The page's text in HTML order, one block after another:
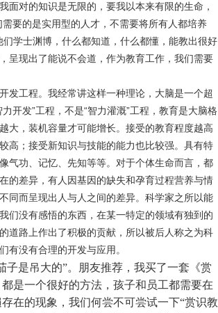
面对的知识是无限的，要我以本来有限的生命，
需要的是实用型的人才，不需要将所有人都培养
们学士渊博，什么都知道，什么都懂，能教出很好
呈现出了能说不会道，作为教育工作，我们需要
发工程。我经常讲这样一种理论，大脑是一个超
力开发”工程，不是“智力灌溉”工程，教育是大脑格
大，装机容量才可能增长。接受的教育程度越高
高；接受新知识与技能的能力也比较强。具有特
气功、记忆、先知等等。对于个体生命而言，都
的差异，有人因基因的缺失和孕育过程营养与情
同而呈现出人与人之间的差异。科学家之所以能
们没有感悟的东西，在某一特定的领域有独到的
道路上作出了积极的贡献，所以被后人称之为科
有没有合理的开发与应用。
是吊大的”。朋友推荐，我买了一套《赏
是一个很好的方法，孩子和员工都需要在
在的现象，我们何尝不可尝试一下“赏识教